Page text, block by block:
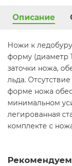
Описание
Ножи к
форму (диаметр
заточки ножа,
льда.
форме ножа
минимальном
легированная
комплекте с